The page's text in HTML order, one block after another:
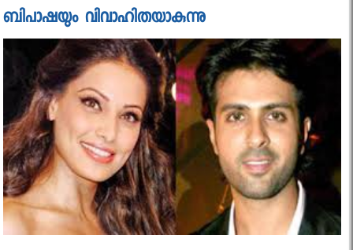
ബിപാഷയും വിവാഹിതയാകുന്നു